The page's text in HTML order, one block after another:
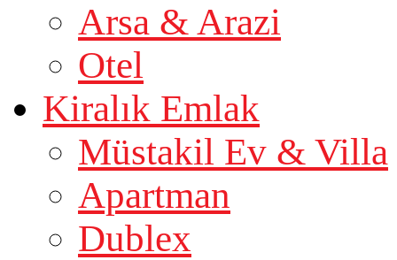
Arsa & Arazi
Otel
Kiralık Emlak
Müstakil Ev & Villa
Apartman
Dublex